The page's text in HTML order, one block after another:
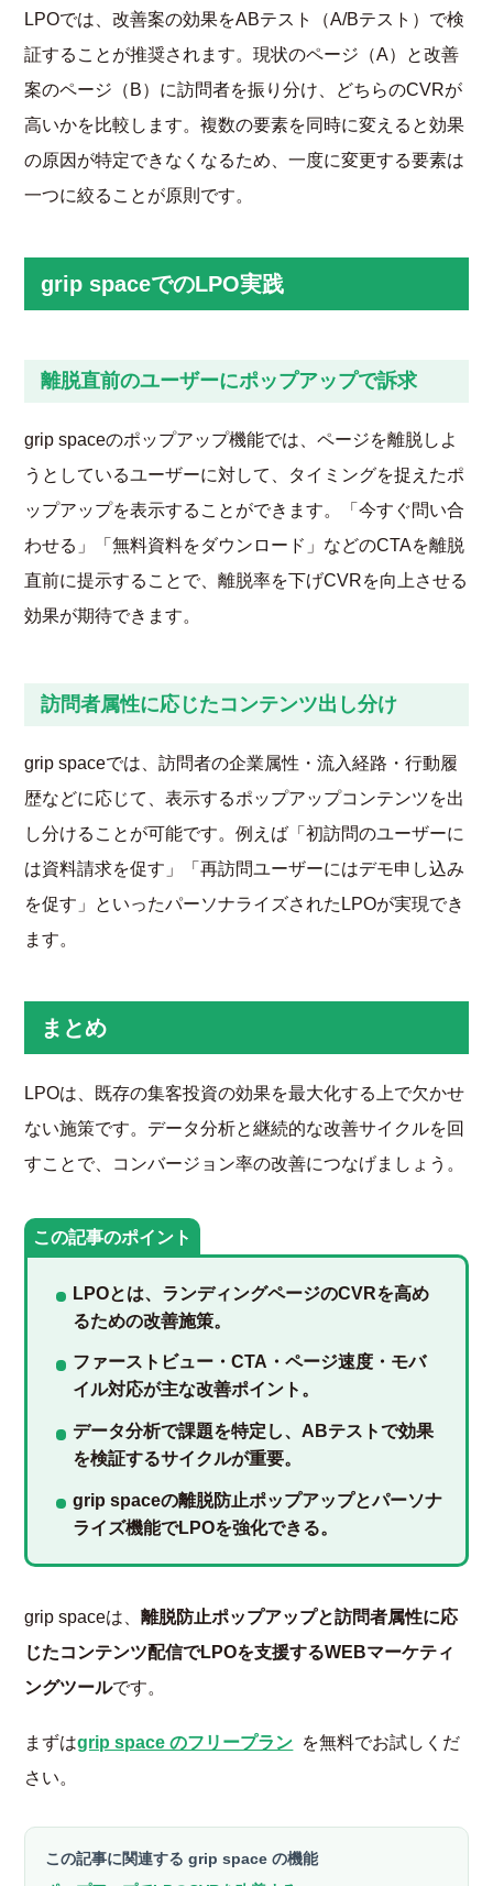
LPOでは、改善案の効果をABテスト（A/Bテスト）で検
証することが推奨されます。現状のページ（A）と改善
案のページ（B）に訪問者を振り分け、どちらのCVRが
高いかを比較します。複数の要素を同時に変えると効果
の原因が特定できなくなるため、一度に変更する要素は
一つに絞ることが原則です。
grip spaceでのLPO実践
離脱直前のユーザーにポップアップで訴求
grip spaceのポップアップ機能では、ページを離脱しよ
うとしているユーザーに対して、タイミングを捉えたポ
ップアップを表示することができます。「今すぐ問い合
わせる」「無料資料をダウンロード」などのCTAを離脱
直前に提示することで、離脱率を下げCVRを向上させる
効果が期待できます。
訪問者属性に応じたコンテンツ出し分け
grip spaceでは、訪問者の企業属性・流入経路・行動履
歴などに応じて、表示するポップアップコンテンツを出
し分けることが可能です。例えば「初訪問のユーザーに
は資料請求を促す」「再訪問ユーザーにはデモ申し込み
を促す」といったパーソナライズされたLPOが実現でき
ます。
まとめ
LPOは、既存の集客投資の効果を最大化する上で欠かせ
ない施策です。データ分析と継続的な改善サイクルを回
すことで、コンバージョン率の改善につなげましょう。
この記事のポイント
LPOとは、ランディングページのCVRを高め
るための改善施策。
ファーストビュー・CTA・ページ速度・モバ
イル対応が主な改善ポイント。
データ分析で課題を特定し、ABテストで効果
を検証するサイクルが重要。
grip spaceの離脱防止ポップアップとパーソナ
ライズ機能でLPOを強化できる。
grip spaceは、離脱防止ポップアップと訪問者属性に応
じたコンテンツ配信でLPOを支援するWEBマーケティ
ングツールです。
まずはgrip space のフリープラン を無料でお試しくだ
さい。
この記事に関連する grip space の機能